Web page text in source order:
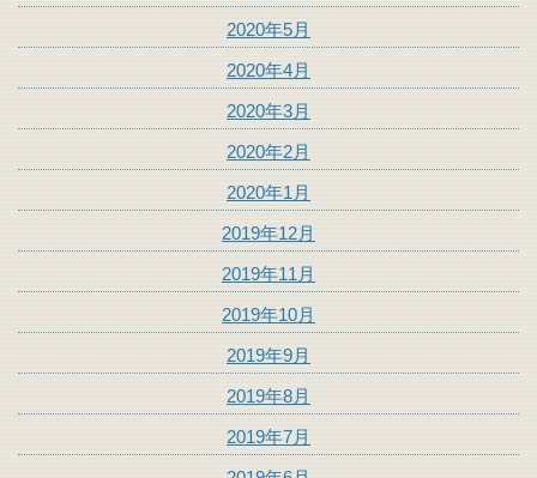
2020年5月
2020年4月
2020年3月
2020年2月
2020年1月
2019年12月
2019年11月
2019年10月
2019年9月
2019年8月
2019年7月